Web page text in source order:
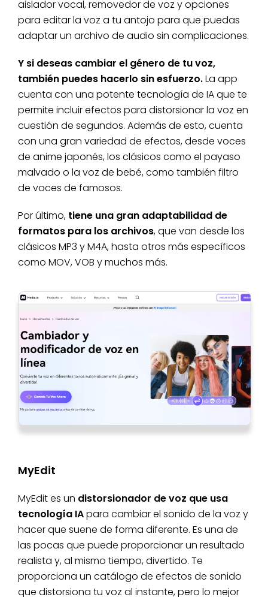
aislador vocal, removedor de voz y opciones
para editar la voz a tu antojo para que puedas
adaptar un archivo de audio sin complicaciones.
Y si deseas cambiar el género de tu voz,
también puedes hacerlo sin esfuerzo.La app
cuenta con una potente tecnología de IA que te
permite incluir efectos para distorsionar la voz en
cuestión de segundos. Además de esto, cuenta
con una gran variedad de efectos, desde voces
de anime japonés, los clásicos como el payaso
malvado o la voz de bebé, como también filtro
de voces de famosos.
Por último, tiene una gran adaptabilidad de
formatos para los archivos, que van desde los
clásicos MP3 y M4A, hasta otros más específicos
como MOV, VOB y muchos más.
MyEdit
MyEdit es un distorsionador de voz que usa
tecnología IApara cambiar el sonido de la voz y
hacer que suene de forma diferente. Es una de
las pocas que puede proporcionar un resultado
realista y, al mismo tiempo, divertido. Te
proporciona un catálogo de efectos de sonido
que distorsiona tu voz al instante, pero lo mejor